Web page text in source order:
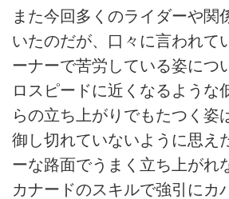
また今回多くのライダーや関
いたのだが、口々に言われて
ーナーで苦労している姿につ
ロスピードに近くなるような
らの立ち上がりでもたつく姿
御し切れていないように思え
ーな路面でうまく立ち上がれ
カナードのスキルで強引にカ